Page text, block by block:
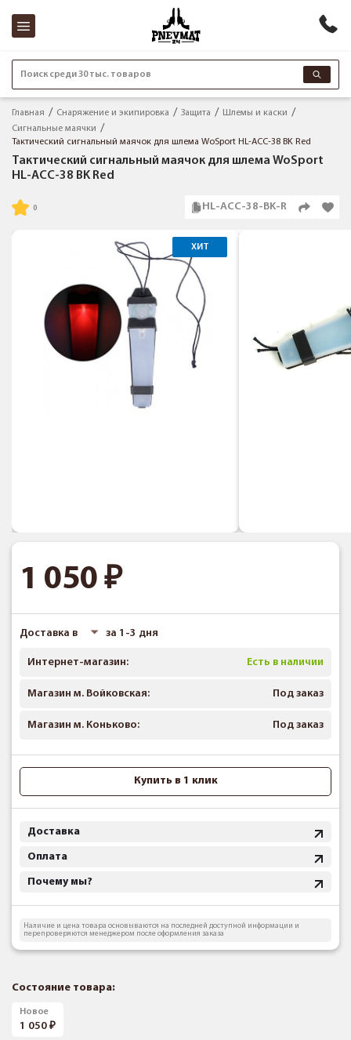
Поиск среди 30 тыс. товаров
Главная Снаряжение и экипировка Защита
Шлемы и каски
Сигнальные маячки
Тактический сигнальный маячок для шлема WoSport HL-ACC-38 BK Red
Тактический сигнальный маячок для шлема WoSport
HL-ACC-38 BK Red
HL-ACC-38-BK-R
ХИТ
1 050
Доставка в за 1-3 дня
Интернет-магазин: Есть в наличии
Магазин м. Войковская: Под заказ
Магазин м. Коньково: Под заказ
Купить в 1 клик
Доставка
Оплата
Почему мы?
Наличие и цена товара основываются на последней доступной информации и
перепроверяются менеджером после оформления заказа
Состояние товара:
Новое
1 050